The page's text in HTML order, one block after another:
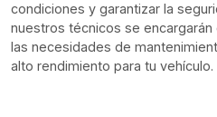
condiciones y garantizar la
nuestros técnicos se
las necesidades de
alto rendimiento para tu vehículo.